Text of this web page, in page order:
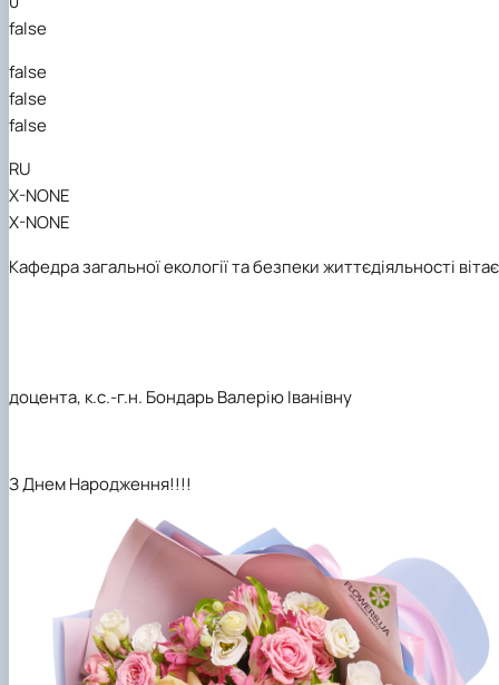
false
false
false
false
RU
X-NONE
X-NONE
Кафедра загальної екології та безпеки життєдіяльності вітає
доцента, к.с.-г.н. Бондарь Валерію Іванівну
З Днем Народження!!!!